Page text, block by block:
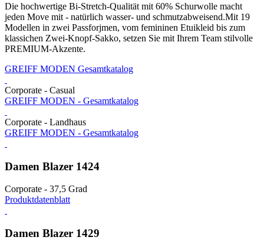
Die hochwertige Bi-Stretch-Qualität mit 60% Schurwolle macht
jeden Move mit - natürlich wasser- und schmutzabweisend.Mit 19
Modellen in zwei Passforjmen, vom femininen Etuikleid bis zum
klassichen Zwei-Knopf-Sakko, setzen Sie mit Ihrem Team stilvolle
PREMIUM-Akzente.
GREIFF MODEN Gesamtkatalog
Corporate - Casual
GREIFF MODEN - Gesamtkatalog
Corporate - Landhaus
GREIFF MODEN - Gesamtkatalog
Damen Blazer 1424
Corporate - 37,5 Grad
Produktdatenblatt
Damen Blazer 1429